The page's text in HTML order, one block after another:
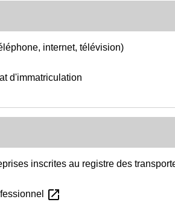
internet, télévision)
d'immatriculation
inscrites au registre des
open_in_new